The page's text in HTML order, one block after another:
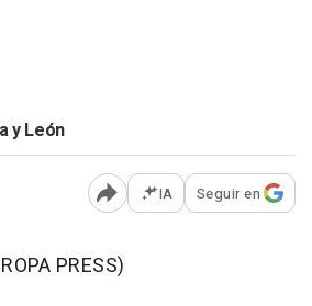
y León
Abrir opciones para
IA Seguir en
PRESS)